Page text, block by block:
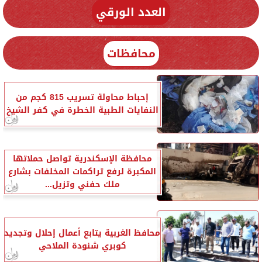
العدد الورقي
محافظات
إحباط محاولة تسريب 815 كجم من
النفايات الطبية الخطرة في كفر الشيخ
محافظة الإسكندرية تواصل حملاتها
المكبرة لرفع تراكمات المخلفات بشارع
ملك حفني وتزيل...
محافظ الغربية يتابع أعمال إحلال وتجديد
كوبري شنودة الملاحي